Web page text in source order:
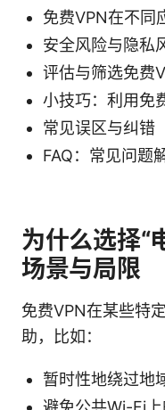
免费VPN在不同
安全风险与隐私
评估与筛选免费
小技巧：利用免
常见误区与纠错
FAQ：常见问题
为什么选择“
场景与局限
免费VPN在某些特
助，比如：
暂时性地绕过地